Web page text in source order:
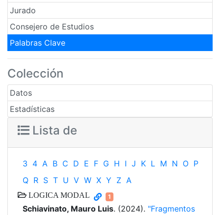
Jurado
Consejero de Estudios
Palabras Clave
Colección
Datos
Estadísticas
Lista de
3 4 A B C D E F G H I J K L M N O P
Q R S T U V W X Y Z Α
LOGICA MODAL 1
Schiavinato, Mauro Luis. (2024). "Fragmentos